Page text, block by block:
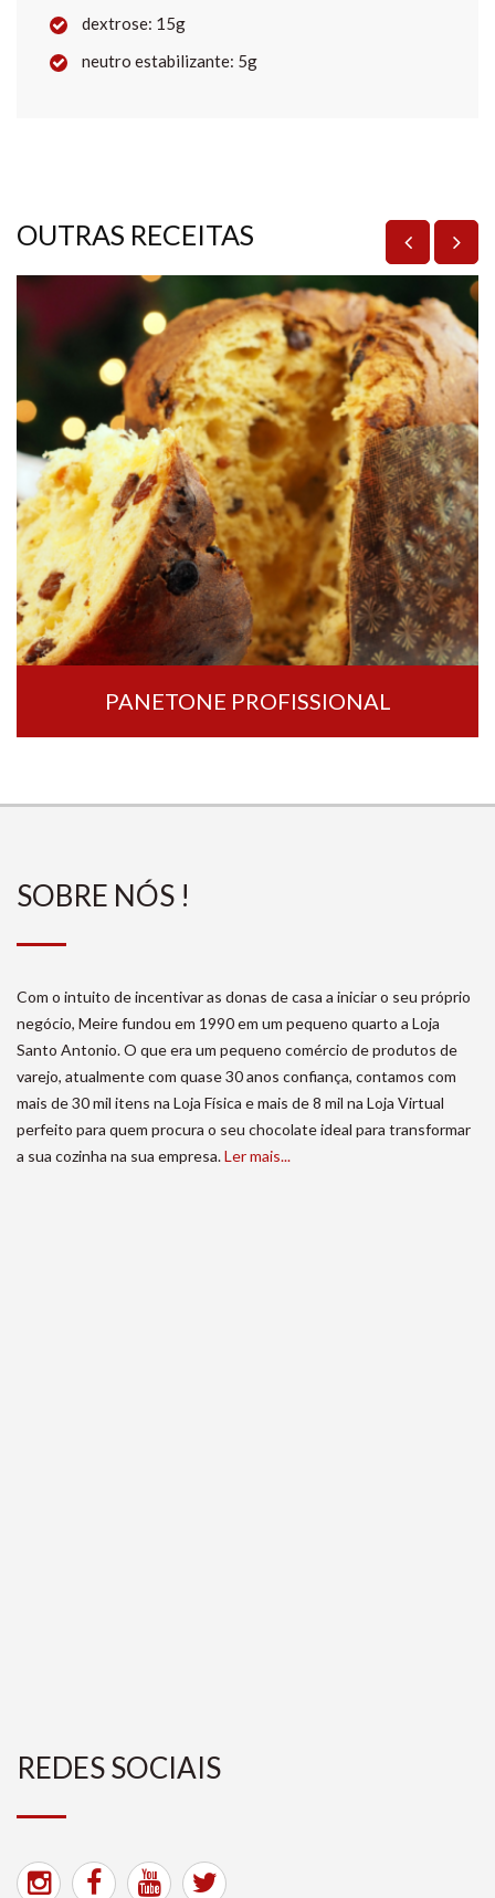
dextrose: 15g
neutro estabilizante: 5g
OUTRAS RECEITAS
PANETONE PROFISSIONAL
SOBRE NÓS !
Com o intuito de incentivar as donas de casa a iniciar o seu próprio
negócio, Meire fundou em 1990 em um pequeno quarto a Loja
Santo Antonio. O que era um pequeno comércio de produtos de
varejo, atualmente com quase 30 anos confiança, contamos com
mais de 30 mil itens na Loja Física e mais de 8 mil na Loja Virtual
perfeito para quem procura o seu chocolate ideal para transformar
a sua cozinha na sua empresa.Ler mais...
REDES SOCIAIS